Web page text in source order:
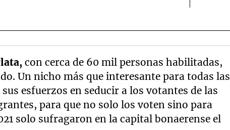
con cerca de 60 mil personas habilitadas,
Un nicho más que interesante para todas las
esfuerzos en seducir a los votantes de las
para que no solo los voten sino para
solo sufragaron en la capital bonaerense el